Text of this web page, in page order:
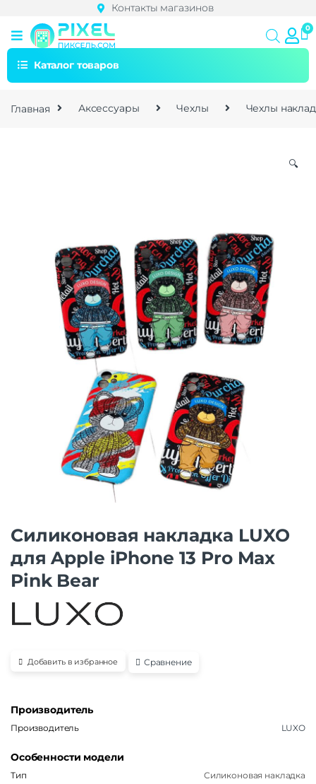
Контакты магазинов
Каталог товаров
Главная Аксессуары Чехлы Чехлы
🔍
Силиконовая накладка LUXO
для Apple iPhone 13 Pro Max
Pink Bear
Добавить в избранное Сравнение
Производитель
Производитель LUXO
Особенности модели
Тип
Силиконовая накладка